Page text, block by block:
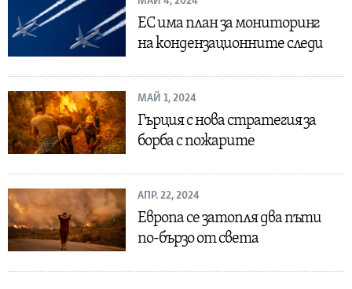
ЕС има план за мониторинг
на кондензационните следи
МАЙ 1, 2024
Гърция с нова стратегия за
борба с пожарите
АПР. 22, 2024
Европа се затопля два пъти
по-бързо от света